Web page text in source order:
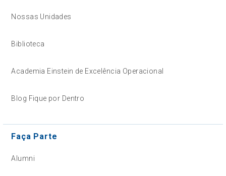
Nossas Unidades
Biblioteca
Academia Einstein de Excelência Operacional
Blog Fique por Dentro
Faça Parte
Alumni